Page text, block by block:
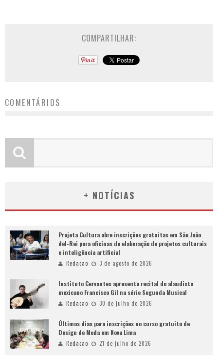
COMPARTILHAR:
COMENTÁRIOS
+ NOTÍCIAS
Projeta Cultura abre inscrições gratuitas em São João
del-Rei para oficinas de elaboração de projetos culturais
e inteligência artificial
Redacao 3 de agosto de 2026
Instituto Cervantes apresenta recital do alaudista
mexicano Francisco Gil na série Segunda Musical
Redacao 30 de julho de 2026
Últimos dias para inscrições no curso gratuito de
Design de Moda em Nova Lima
Redacao 21 de julho de 2026